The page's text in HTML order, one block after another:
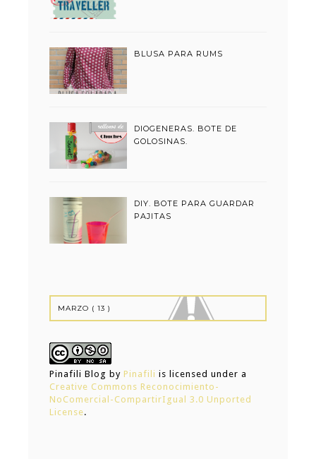
BLUSA PARA RUMS
DIOGENERAS. BOTE DE
GOLOSINAS.
DIY. BOTE PARA GUARDAR
PAJITAS
Pinafili Blog by Pinafili is licensed under a
Creative Commons Reconocimiento-
NoComercial-CompartirIgual 3.0 Unported
License.